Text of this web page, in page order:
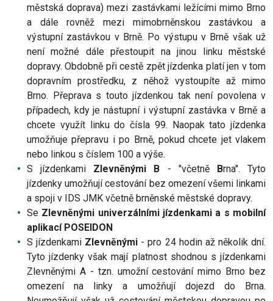
městská doprava) mezi zastávkami ležícími mimo Brno
a dále rovněž mezi mimobrněnskou zastávkou a
výstupní zastávkou v Brně. Po výstupu v Brně však už
není možné dále přestoupit na jinou linku městské
dopravy. Obdobně při cestě zpět jízdenka platí jen v tom
dopravním prostředku, z něhož vystoupíte až mimo
Brno. Přeprava s touto jízdenkou tak není povolena v
případech, kdy je nástupní i výstupní zastávka v Brně a
chcete využít linku do čísla 99. Naopak tato jízdenka
umožňuje přepravu i po Brně, pokud chcete jet vlakem
nebo linkou s číslem 100 a výše.
S jízdenkami Zlevněnými B - "včetně Brna". Tyto
jízdenky umožňují cestování bez omezení všemi linkami
a spoji v IDS JMK včetně brněnské městské dopravy.
Se Zlevněnými univerzálními jízdenkami a s mobilní
aplikací POSEIDON
S jízdenkami Zlevněnými - pro 24 hodin až několik dní.
Tyto jízdenky však mají platnost shodnou s jízdenkami
Zlevněnými A - tzn. umožní cestování mimo Brno bez
omezení na linky a umožňují dojezd do Brna.